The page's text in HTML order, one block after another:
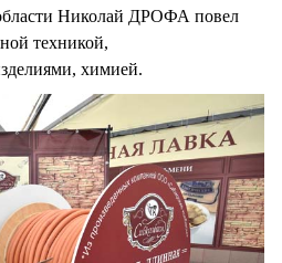
Николай ДРОФА повел
техникой,
химией.